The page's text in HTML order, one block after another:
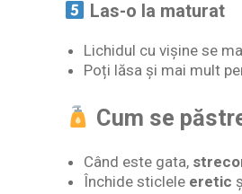
Las-o la maturat
Lichidul cu vișine se
Poți lăsa și mai mult
Cum se
Când este gata,
Închide sticlele eretic